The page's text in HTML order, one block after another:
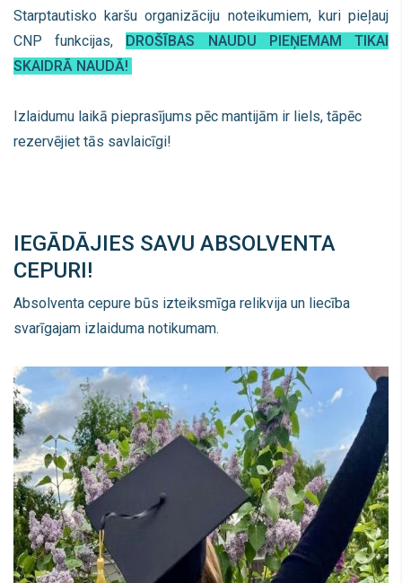
Starptautisko karšu organizāciju noteikumiem, kuri pieļauj
CNP funkcijas, DROŠĪBAS NAUDU PIEŅEMAM TIKAI
SKAIDRĀ NAUDĀ!
Izlaidumu laikā pieprasījums pēc mantijām ir liels, tāpēc
rezervējiet tās savlaicīgi!
IEGĀDĀJIES SAVU ABSOLVENTA
CEPURI!
Absolventa cepure būs izteiksmīga relikvija un liecība
svarīgajam izlaiduma notikumam.